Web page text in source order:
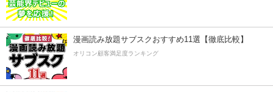
漫画読み放題サブスクおすすめ11選【徹底比較】
オリコン顧客満足度ランキング